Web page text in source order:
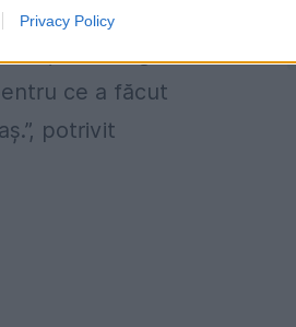
Privacy PolicyDl Liviu
lui, de colegii săi
ce a făcut
potrivit